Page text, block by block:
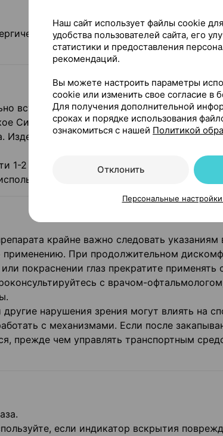
реакций на любой из
встряхните флакон.
при необходимости в течение дня
Изделие можно применять перед
2 капли в пораженный глаз (или оба глаза)
крайне важно следовать
При продолжительном
покраснении глаз прекратите применять
с врачом-
нарушения зрения могут влиять на
с механизмами. Если после
прежде чем управлять транспортным
если индикатор вскрытия
Наш сайт использует файлы cookie
удобства пользователей сайта, его
статистики и предоставления
рекомендаций.
Вы можете настроить параметры
cookie или изменить свое согласие в
Для получения дополнительной
сроках и порядке использования
ознакомиться с нашей Политикой
Отклонить
Персональные